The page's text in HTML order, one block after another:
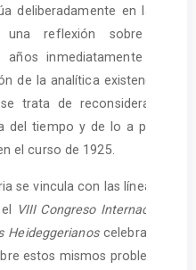
deliberadamente en la
una reflexión sobre los
inmediatamente
de la analítica existencial y
trata de reconsiderar el
del tiempo y de lo a priori
el curso de 1925.
se vincula con las líneas de
VIII Congreso Internacional
Heideggerianoscelebrado en
estos mismos problemas,